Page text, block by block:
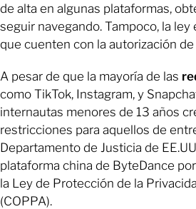
de alta en algunas plataformas,
seguir navegando. Tampoco, la ley
que cuenten con la autorización
A pesar de que la mayoría de las
como TikTok, Instagram, y
internautas menores de 13 años
restricciones para aquellos de
Departamento de Justicia de
plataforma china de ByteDance
la Ley de Protección de la
(COPPA).